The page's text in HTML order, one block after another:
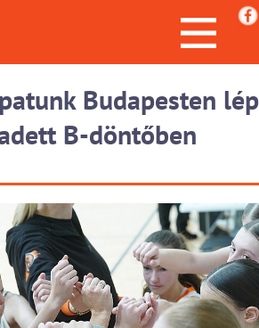
Budapesten lép
B-döntőben